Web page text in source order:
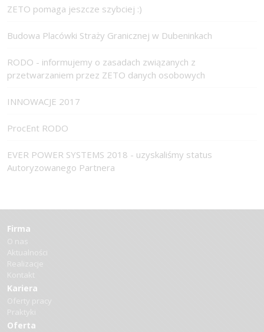
ZETO pomaga jeszcze szybciej :)
Budowa Placówki Straży Granicznej w Dubeninkach
RODO - informujemy o zasadach związanych z
przetwarzaniem przez ZETO danych osobowych
INNOWACJE 2017
ProcEnt RODO
EVER POWER SYSTEMS 2018 - uzyskaliśmy status
Autoryzowanego Partnera
Firma
O nas
Aktualności
Realizacje
Kontakt
Kariera
Oferty pracy
Praktyki
Oferta